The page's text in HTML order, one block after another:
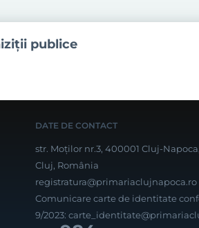
publice
DATE DE CONTACT
str. Moților nr.3, 400001 Cluj-Napoca,
Cluj, România
registratura@primariaclujnapoca.ro
Comunicare carte de identitate
9/2023: